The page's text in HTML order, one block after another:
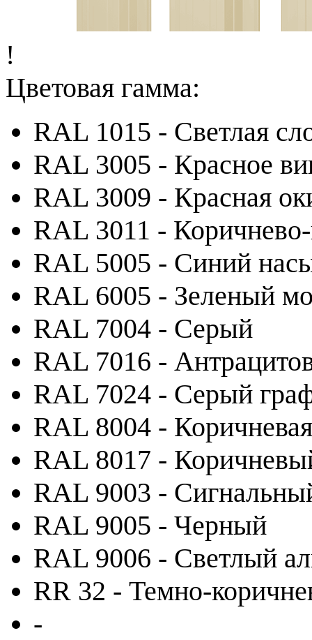
!
Цветовая гамма:
RAL 1015 - Светлая
RAL 3005 - Красное
RAL 3009 - Красная
RAL 3011 -
RAL 5005 - Синий
RAL 6005 - Зеленый
RAL 7004 - Серый
RAL 7016 -
RAL 7024 - Серый
RAL 8004 -
RAL 8017 -
RAL 9003 -
RAL 9005 - Черный
RAL 9006 - Светлый
RR 32 - Темно-
-